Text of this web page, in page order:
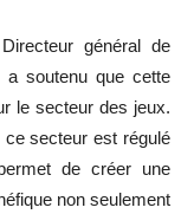
général de
a soutenu que cette
le secteur des jeux.
secteur est régulé
de créer une
non seulement